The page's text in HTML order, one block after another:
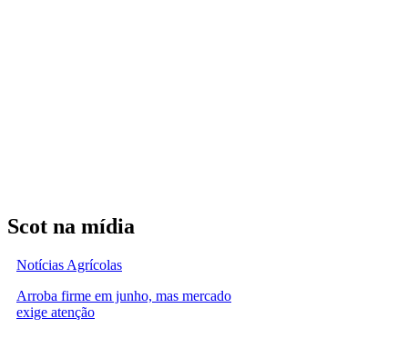
Scot na mídia
Notícias Agrícolas
Arroba firme em junho, mas mercado
exige atenção